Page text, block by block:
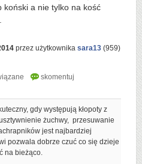
koński a nie tylko na kość
przez użytkownika sara13 (959)
gdy występują kłopoty z
żuchwy, przesuwanie
jest najbardziej
pozwala dobrze czuć co się dzieje
na bieżąco.